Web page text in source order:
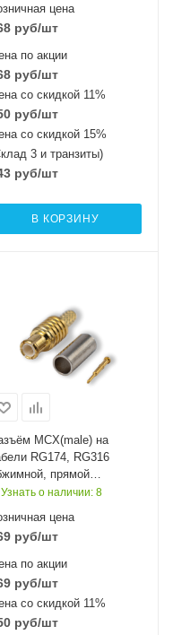
цена
руб/шт
по акции
руб/шт
со скидкой 11%
руб/шт
со скидкой 15%
3 и транзиты)
руб/шт
В КОРЗИНУ
MCX(male) на
RG174, RG316
прямой
11-111L
Узнать о наличии: 8
цена
руб/шт
по акции
руб/шт
со скидкой 11%
руб/шт